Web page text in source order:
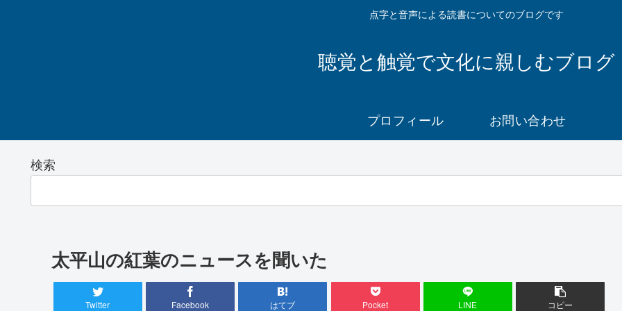
点字と音声による読書についてのブログです
聴覚と触覚で文化に親しむブログ
プロフィール お問い合わせ
検索
太平山の紅葉のニュースを聞いた
Twitter Facebook はてブ Pocket LINE コピー